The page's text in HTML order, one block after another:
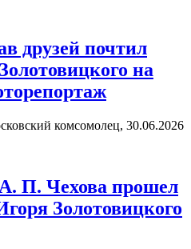
друзей почтил
на
комсомолец, 30.06.2026
П. Чехова прошел
Золотовицкого